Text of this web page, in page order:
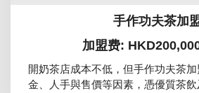
手作功夫茶加
加盟费:
開奶茶店成本不低，但手作功夫茶
金、人手與售價等因素，憑優質茶